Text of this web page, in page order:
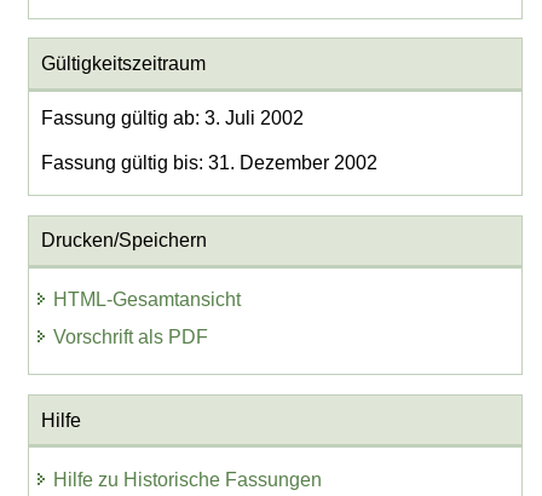
Gültigkeitszeitraum
Fassung gültig ab: 3. Juli 2002
Fassung gültig bis: 31. Dezember 2002
Drucken/Speichern
HTML-Gesamtansicht
Vorschrift als PDF
Hilfe
Hilfe zu Historische Fassungen